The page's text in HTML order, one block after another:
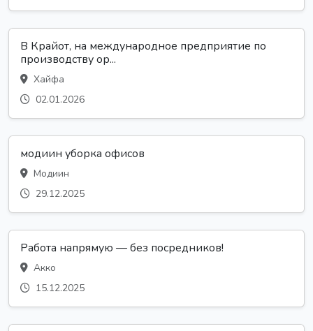
В Крайот, на международное предприятие по
производству ор...
Хайфа
02.01.2026
модиин уборка офисов
Модиин
29.12.2025
Работа напрямую — без посредников!
Акко
15.12.2025